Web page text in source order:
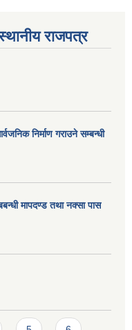
राजपत्र
निर्माण गराउने सम्बन्धी
मापदण्ड तथा नक्सा पास